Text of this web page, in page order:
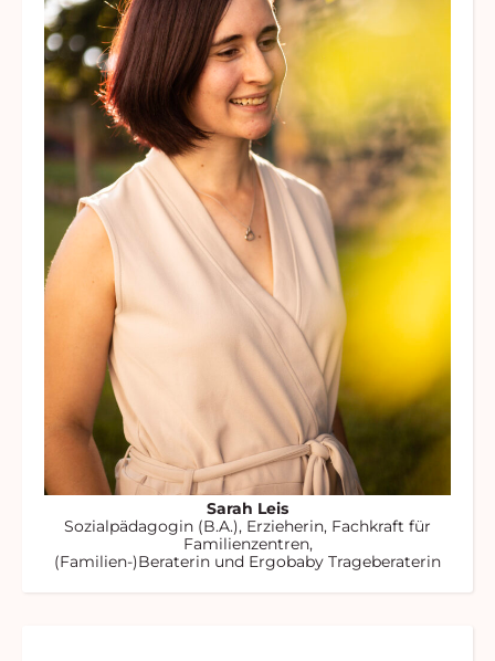
Sarah Leis
Sozialpädagogin (B.A.), Erzieherin, Fachkraft für
Familienzentren,
(Familien-)Beraterin und Ergobaby Trageberaterin